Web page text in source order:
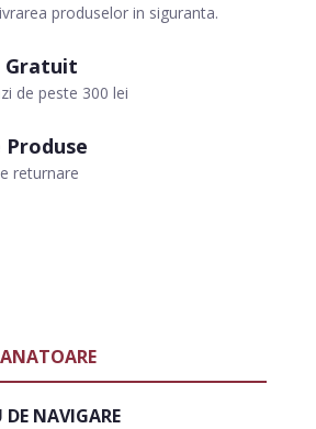
produselor in siguranta.
Gratuit
de peste 300 lei
returnare
NAVIGARE